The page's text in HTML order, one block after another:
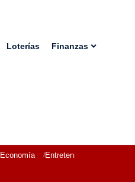
Loterías Finanzas
Economía Entretenimiento